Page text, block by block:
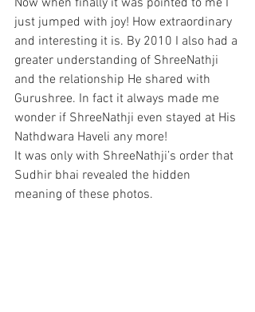
Now when finally it was pointed to me I
just jumped with joy! How extraordinary
and interesting it is. By 2010 I also had a
greater understanding of ShreeNathji
and the relationship He shared with
Gurushree. In fact it always made me
wonder if ShreeNathji even stayed at His
Nathdwara Haveli any more!
It was only with ShreeNathji’s order that
Sudhir bhai revealed the hidden
meaning of these photos.